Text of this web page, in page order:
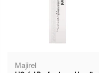
Majirel